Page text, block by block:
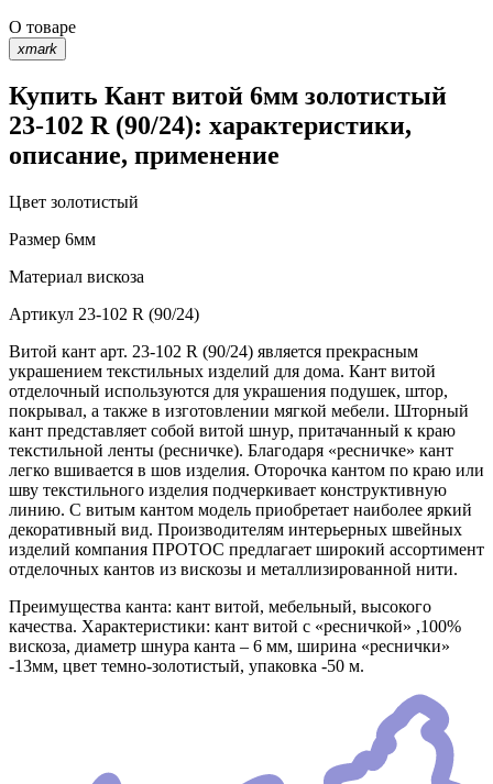
О товаре
xmark
Купить Кант витой 6мм золотистый
23-102 R (90/24): характеристики,
описание, применение
Цвет золотистый
Размер 6мм
Материал вискоза
Артикул 23-102 R (90/24)
Витой кант арт. 23-102 R (90/24) является прекрасным
украшением текстильных изделий для дома. Кант витой
отделочный используются для украшения подушек, штор,
покрывал, а также в изготовлении мягкой мебели. Шторный
кант представляет собой витой шнур, притачанный к краю
текстильной ленты (ресничке). Благодаря «ресничке» кант
легко вшивается в шов изделия. Оторочка кантом по краю или
шву текстильного изделия подчеркивает конструктивную
линию. С витым кантом модель приобретает наиболее яркий
декоративный вид. Производителям интерьерных швейных
изделий компания ПРОТОС предлагает широкий ассортимент
отделочных кантов из вискозы и металлизированной нити.
Преимущества канта: кант витой, мебельный, высокого
качества. Характеристики: кант витой с «ресничкой» ,100%
вискоза, диаметр шнура канта – 6 мм, ширина «реснички»
-13мм, цвет темно-золотистый, упаковка -50 м.